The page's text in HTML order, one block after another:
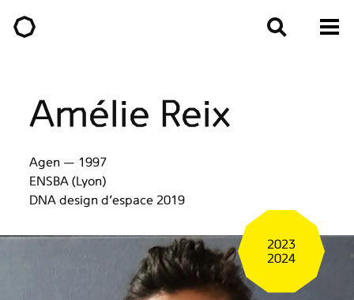
Amélie Reix
2023
2024
Agen — 1997
ENSBA (Lyon)
DNA design d'espace 2019